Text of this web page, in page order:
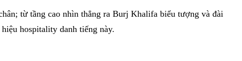
từ tầng cao nhìn thẳng ra Burj Khalifa biểu tượng và đài
hospitality danh tiếng này.